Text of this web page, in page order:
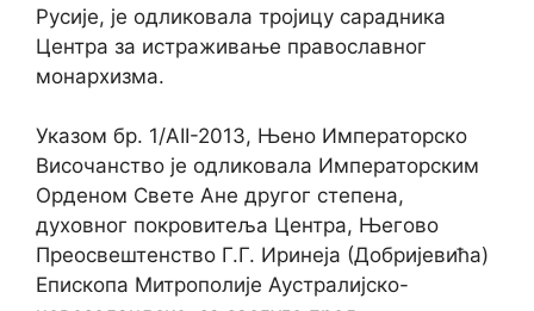
Русије, је одликовала тројицу сарадника
Центра за истраживање православног
монархизма.
Указом бр. 1/АII-2013, Њено Императорско
Височанство је одликовала Императорским
Орденом Свете Ане другог степена,
духовног покровитеља Центра, Његово
Преосвештенство Г.Г. Иринеја (Добријевића)
Епископа Митрополије Аустралијско-